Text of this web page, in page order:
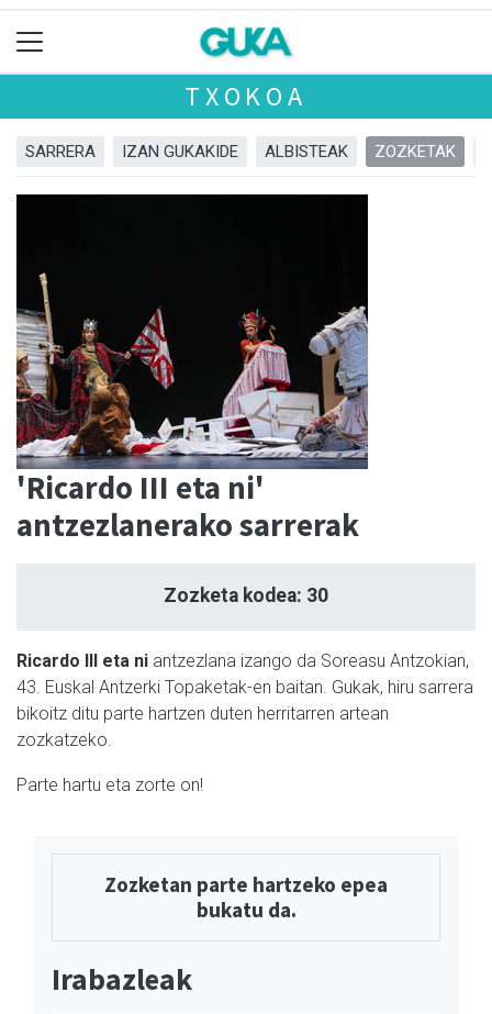
TXOKOA
SARRERA IZAN GUKAKIDE ALBISTEAK ZOZKETAK
'Ricardo III eta ni'
antzezlanerako sarrerak
Zozketa kodea: 30
Ricardo III eta ni antzezlana izango da Soreasu Antzokian,
43. Euskal Antzerki Topaketak-en baitan. Gukak, hiru sarrera
bikoitz ditu parte hartzen duten herritarren artean
zozkatzeko.
Parte hartu eta zorte on!
Zozketan parte hartzeko epea
bukatu da.
Irabazleak